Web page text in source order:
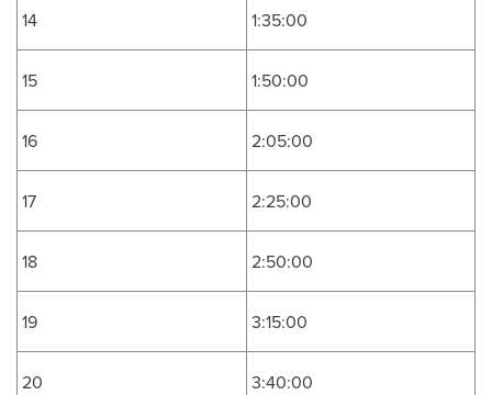
14 1:35:00
15 1:50:00
16 2:05:00
17 2:25:00
18 2:50:00
19 3:15:00
20 3:40:00